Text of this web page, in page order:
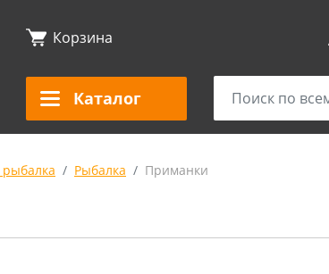
Корзина
Каталог
Рыбалка Приманки